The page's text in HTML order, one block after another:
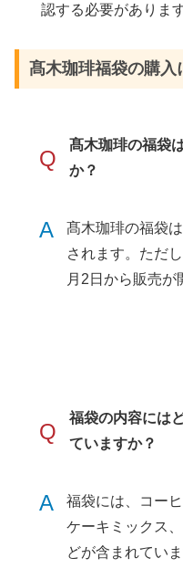
認する必要がありま
髙木珈琲福袋の購入
Q
髙木珈琲の福袋
か？
A
髙木珈琲の福袋
されます。ただ
月2日から販売が
Q
福袋の内容には
ていますか？
A
福袋には、コー
ケーキミックス
どが含まれてい